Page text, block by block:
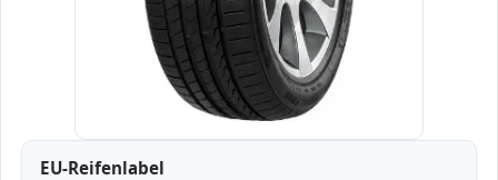
EU-Reifenlabel